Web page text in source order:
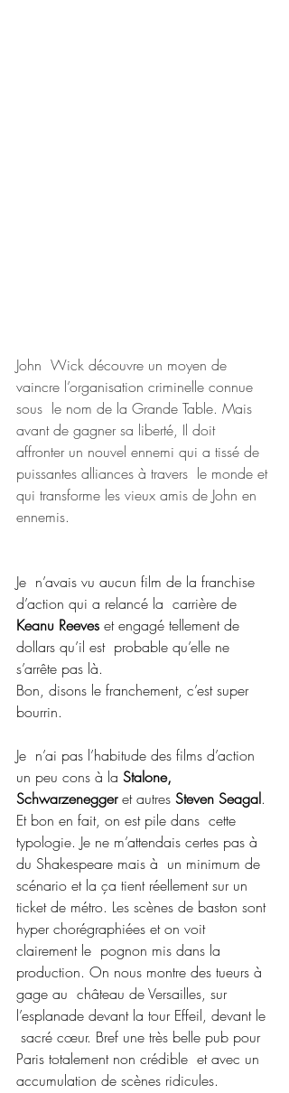
John  Wick découvre un moyen de
vaincre l’organisation criminelle connue
sous  le nom de la Grande Table. Mais
avant de gagner sa liberté, Il doit
affronter un nouvel ennemi qui a tissé de
puissantes alliances à travers  le monde et
qui transforme les vieux amis de John en
ennemis.
Je  n’avais vu aucun film de la franchise
d’action qui a relancé la  carrière de
Keanu Reeves et engagé tellement de
dollars qu’il est  probable qu’elle ne
s’arrête pas là.
Bon, disons le franchement, c’est super
bourrin.
Je  n’ai pas l’habitude des films d’action
un peu cons à la Stalone,
Schwarzenegger et autres Steven Seagal.
Et bon en fait, on est pile dans  cette
typologie. Je ne m’attendais certes pas à
du Shakespeare mais à  un minimum de
scénario et la ça tient réellement sur un
ticket de métro. Les scènes de baston sont
hyper chorégraphiées et on voit
clairement le  pognon mis dans la
production. On nous montre des tueurs à
gage au  château de Versailles, sur
l’esplanade devant la tour Effeil, devant le
sacré cœur. Bref une très belle pub pour
Paris totalement non crédible  et avec un
accumulation de scènes ridicules.